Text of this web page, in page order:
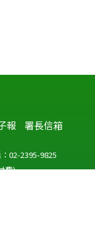
報 署長信箱
02-2395-9825
費)